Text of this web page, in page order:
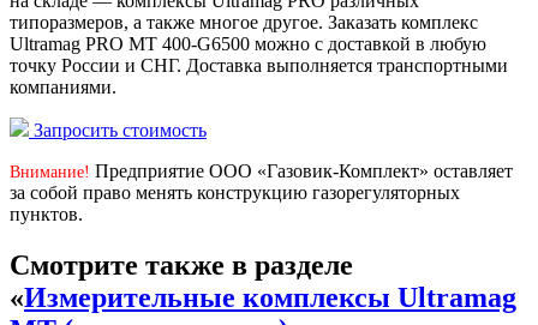
типоразмеров, а также многое другое. Заказать комплекс
Ultramag PRO MT 400-G6500 можно с доставкой в любую
точку России и СНГ. Доставка выполняется транспортными
компаниями.
Запросить стоимость
Внимание! Предприятие ООО «Газовик-Комплект» оставляет
за собой право менять конструкцию газорегуляторных
пунктов.
Смотрите также в разделе
«Измерительные комплексы Ultramag